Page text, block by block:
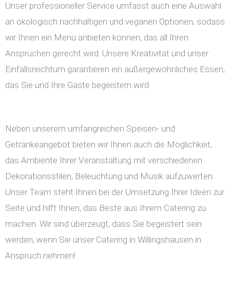
Unser professioneller Service umfasst auch eine Auswahl
an ökologisch nachhaltigen und veganen Optionen, sodass
wir Ihnen ein Menü anbieten können, das all Ihren
Ansprüchen gerecht wird. Unsere Kreativität und unser
Einfallsreichtum garantieren ein außergewöhnliches Essen,
das Sie und Ihre Gäste begeistern wird.
Neben unserem umfangreichen Speisen- und
Getränkeangebot bieten wir Ihnen auch die Möglichkeit,
das Ambiente Ihrer Veranstaltung mit verschiedenen
Dekorationsstilen, Beleuchtung und Musik aufzuwerten.
Unser Team steht Ihnen bei der Umsetzung Ihrer Ideen zur
Seite und hilft Ihnen, das Beste aus Ihrem Catering zu
machen. Wir sind überzeugt, dass Sie begeistert sein
werden, wenn Sie unser Catering in Willingshausen in
Anspruch nehmen!